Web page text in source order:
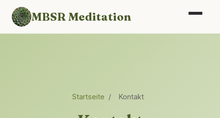
MBSR Meditation
Startseite / Kontakt